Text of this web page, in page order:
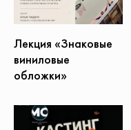
Лекция «Знаковые
виниловые
обложки»